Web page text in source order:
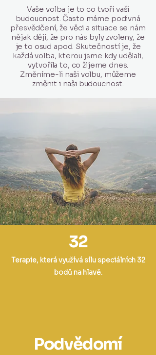
Vaše volba je to co tvoří vaši
budoucnost. Často máme podivná
přesvědčení, že věci a situace se nám
nějak dějí, že pro nás byly zvoleny, že
je to osud apod. Skutečností je, že
každá volba, kterou jsme kdy udělali,
vytvořila to, co žijeme dnes.
Změníme-li naši volbu, můžeme
změnit i naši budoucnost.
32
Terapie, která využívá sílu speciálních 32
bodů na hlavě.
Podvědomí